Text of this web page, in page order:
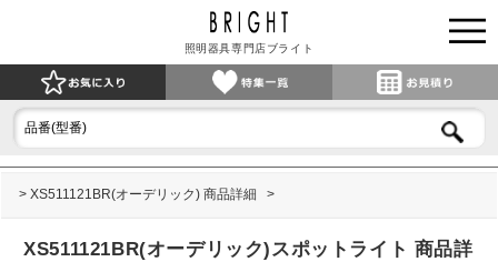
照明器具専門店ブライト
XS511121BR(オーデリック) 商品詳細
XS511121BR(オーデリック)スポットライト 商品詳